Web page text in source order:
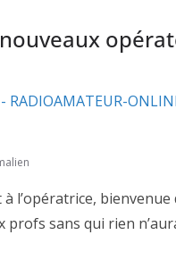
l’opératrice,
profs sans qui rien